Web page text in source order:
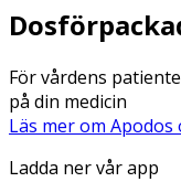
För vårdens
på din medicin
Läs mer om Apodos
Ladda ner vår app